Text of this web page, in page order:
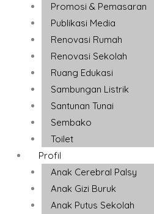
Promosi & Pemasaran
Publikasi Media
Renovasi Rumah
Renovasi Sekolah
Ruang Edukasi
Sambungan Listrik
Santunan Tunai
Sembako
Toilet
Profil
Anak Cerebral Palsy
Anak Gizi Buruk
Anak Putus Sekolah